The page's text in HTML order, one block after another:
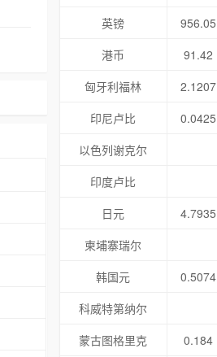
英镑
956.05
港币
91.42
匈牙利福林
2.1207
印尼卢比
0.0425
以色列谢克尔
印度卢比
日元
4.7935
柬埔寨瑞尔
韩国元
0.5074
科威特第纳尔
蒙古图格里克
0.184